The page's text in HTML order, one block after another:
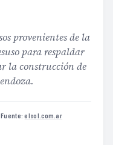
provenientes de la
para respaldar
la construcción de
·Fuente:elsol.com.ar